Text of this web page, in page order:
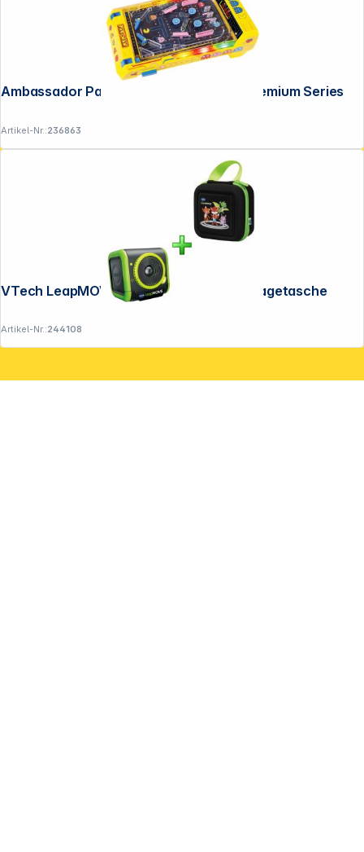
Ambassador Pac-Man Arcade Pinball Premium Series
Artikel-Nr.:236863
VTech LeapMOVE Deluxe Bundle inkl. Tragetasche
Artikel-Nr.:244108